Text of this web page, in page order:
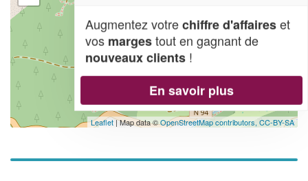
Leaflet| Map data ©OpenStreetMap contributors, CC-BY-SA
Augmentez votrechiffre d'affaireset
vos margestout en gagnant de
nouveaux clients !
En savoir plus